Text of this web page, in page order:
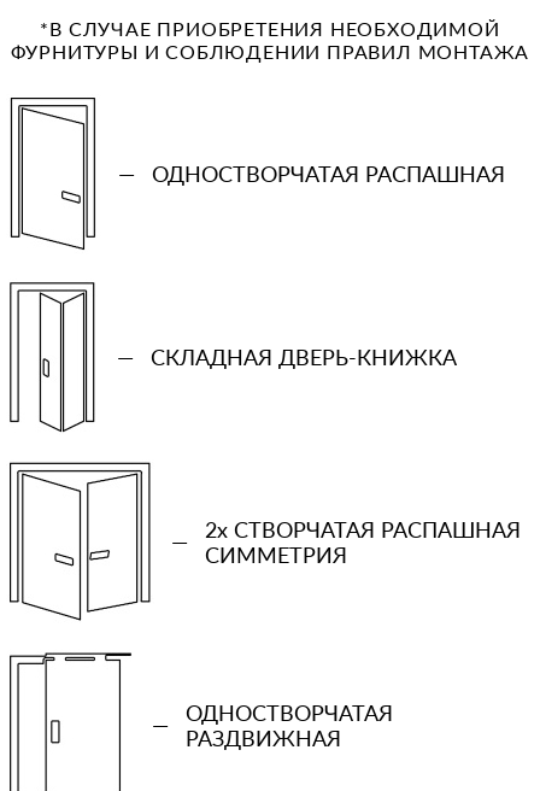
*В СЛУЧАЕ ПРИОБРЕТЕНИЯ НЕОБХОДИМОЙ
ФУРНИТУРЫ И СОБЛЮДЕНИИ ПРАВИЛ МОНТАЖА
— ОДНОСТВОРЧАТАЯ РАСПАШНАЯ
— СКЛАДНАЯ ДВЕРЬ-КНИЖКА
—
2x СТВОРЧАТАЯ РАСПАШНАЯ
СИММЕТРИЯ
—
ОДНОСТВОРЧАТАЯ
РАЗДВИЖНАЯ